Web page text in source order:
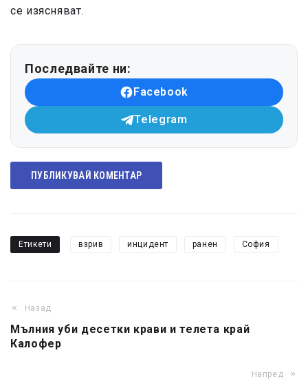
се изясняват.
Последвайте ни:
Facebook
Telegram
ПУБЛИКУВАЙ КОМЕНТАР
Етикети взрив инцидент ранен София
Назад
Мълния уби десетки крави и телета край
Калофер
Напред